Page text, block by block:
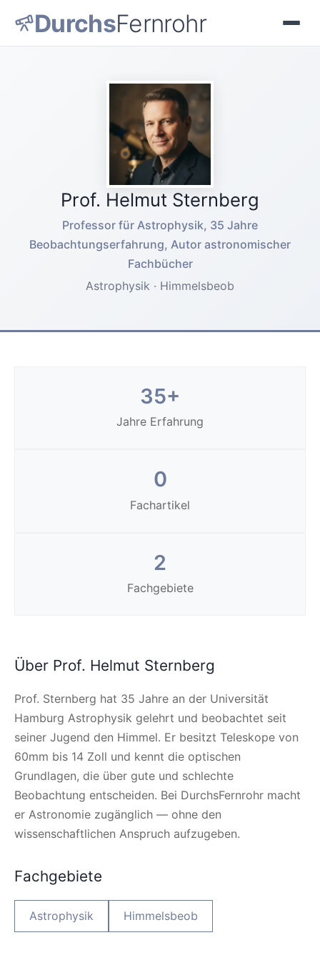
DurchsFernrohr
Prof. Helmut Sternberg
Professor für Astrophysik, 35 Jahre
Beobachtungserfahrung, Autor astronomischer
Fachbücher
Astrophysik · Himmelsbeob
35+
Jahre Erfahrung
0
Fachartikel
2
Fachgebiete
Über Prof. Helmut Sternberg
Prof. Sternberg hat 35 Jahre an der Universität
Hamburg Astrophysik gelehrt und beobachtet seit
seiner Jugend den Himmel. Er besitzt Teleskope von
60mm bis 14 Zoll und kennt die optischen
Grundlagen, die über gute und schlechte
Beobachtung entscheiden. Bei DurchsFernrohr macht
er Astronomie zugänglich — ohne den
wissenschaftlichen Anspruch aufzugeben.
Fachgebiete
Astrophysik Himmelsbeob